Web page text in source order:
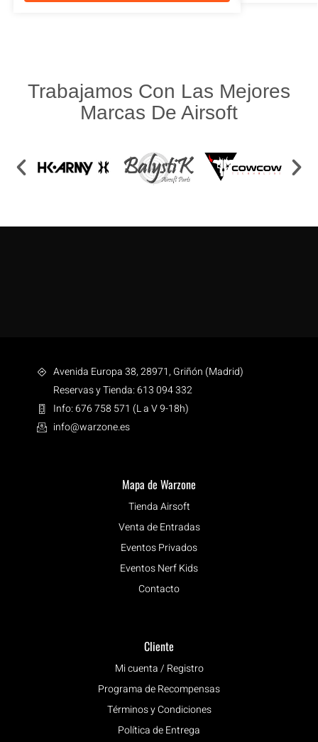
Trabajamos Con Las Mejores
Marcas De Airsoft
Avenida Europa 38, 28971, Griñón (Madrid)
Reservas y Tienda: 613 094 332
Info: 676 758 571 (L a V 9-18h)
info@warzone.es
Mapa de Warzone
Tienda Airsoft
Venta de Entradas
Eventos Privados
Eventos Nerf Kids
Contacto
Cliente
Mi cuenta / Registro
Programa de Recompensas
Términos y Condiciones
Política de Entrega